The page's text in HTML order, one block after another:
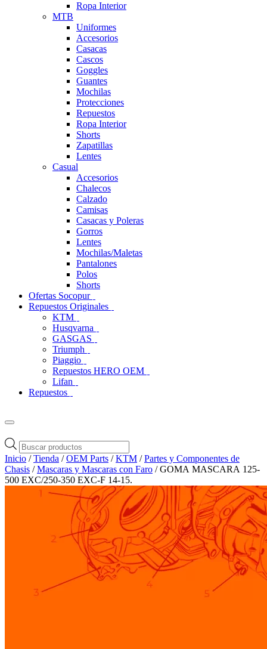
Ropa Interior
MTB
Uniformes
Accesorios
Casacas
Cascos
Goggles
Guantes
Mochilas
Protecciones
Repuestos
Ropa Interior
Shorts
Zapatillas
Lentes
Casual
Accesorios
Chalecos
Calzado
Camisas
Casacas y Poleras
Gorros
Lentes
Mochilas/Maletas
Pantalones
Polos
Shorts
Ofertas Socopur
Repuestos Originales
KTM
Husqvarna
GASGAS
Triumph
Piaggio
Repuestos HERO OEM
Lifan
Repuestos
Búsqueda
de
productos
Inicio /Tienda /OEM Parts /KTM /Partes y Componentes de
Chasis /Mascaras y Mascaras con Faro / GOMA MASCARA 125-
500 EXC/250-350 EXC-F 14-15.